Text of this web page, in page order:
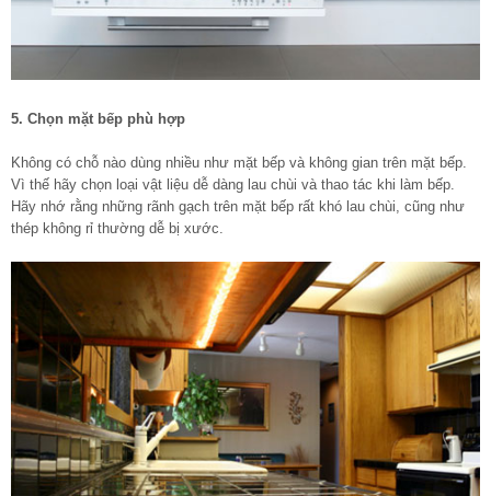
5. Chọn mặt bếp phù hợp
Không có chỗ nào dùng nhiều như mặt bếp và không gian trên mặt bếp.
Vì thế hãy chọn loại vật liệu dễ dàng lau chùi và thao tác khi làm bếp.
Hãy nhớ rằng những rãnh gạch trên mặt bếp rất khó lau chùi, cũng như
thép không rỉ thường dễ bị xước.